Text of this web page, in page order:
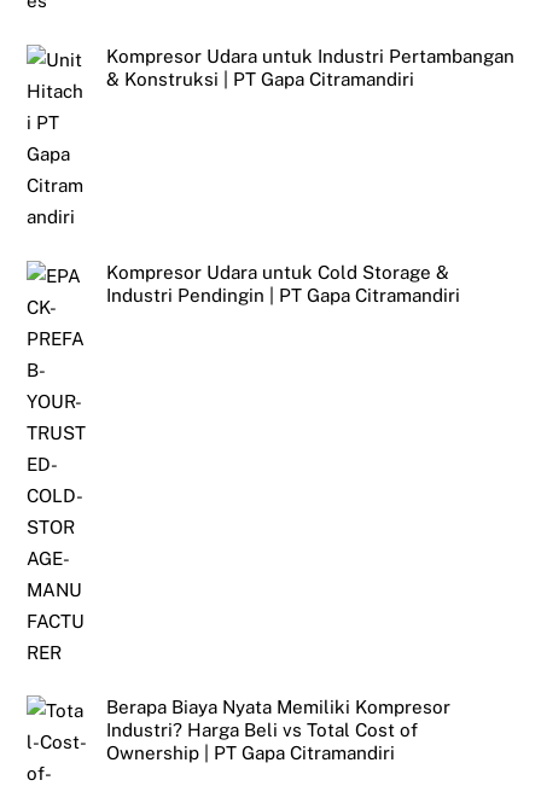
Kompresor Udara untuk Industri Pertambangan
& Konstruksi | PT Gapa Citramandiri
Kompresor Udara untuk Cold Storage &
Industri Pendingin | PT Gapa Citramandiri
Berapa Biaya Nyata Memiliki Kompresor
Industri? Harga Beli vs Total Cost of
Ownership | PT Gapa Citramandiri